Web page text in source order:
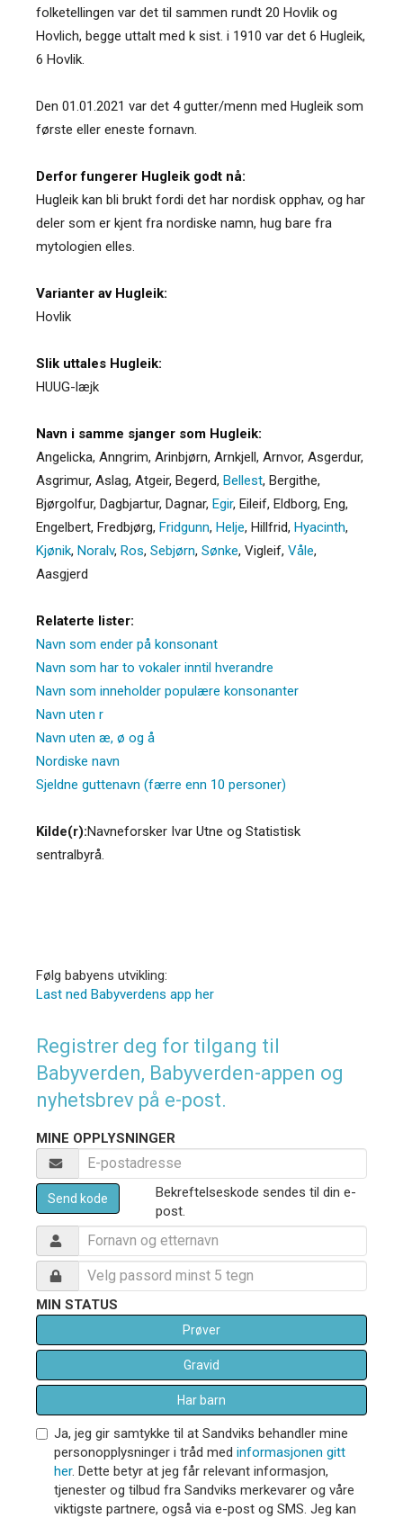
folketellingen var det til sammen rundt 20 Hovlik og
Hovlich, begge uttalt med k sist. i 1910 var det 6 Hugleik,
6 Hovlik.
Den 01.01.2021 var det 4 gutter/menn med Hugleik som
første eller eneste fornavn.
Derfor fungerer Hugleik godt nå:
Hugleik kan bli brukt fordi det har nordisk opphav, og har
deler som er kjent fra nordiske namn, hug bare fra
mytologien elles.
Varianter av Hugleik:
Hovlik
Slik uttales Hugleik:
HUUG-læjk
Navn i samme sjanger som Hugleik:
Angelicka, Anngrim, Arinbjørn, Arnkjell, Arnvor, Asgerdur,
Asgrimur, Aslag, Atgeir, Begerd, Bellest, Bergithe,
Bjørgolfur, Dagbjartur, Dagnar, Egir, Eileif, Eldborg, Eng,
Engelbert, Fredbjørg, Fridgunn, Helje, Hillfrid, Hyacinth,
Kjønik, Noralv, Ros, Sebjørn, Sønke, Vigleif, Våle,
Aasgjerd
Relaterte lister:
Navn som ender på konsonant
Navn som har to vokaler inntil hverandre
Navn som inneholder populære konsonanter
Navn uten r
Navn uten æ, ø og å
Nordiske navn
Sjeldne guttenavn (færre enn 10 personer)
Kilde(r):Navneforsker Ivar Utne og Statistisk
sentralbyrå.
Følg babyens utvikling:
Last ned Babyverdens app her
Registrer deg for tilgang til
Babyverden, Babyverden-appen og
nyhetsbrev på e-post.
MINE OPPLYSNINGER
Send kode
Bekreftelseskode sendes til din e-
post.
MIN STATUS
Prøver
Gravid
Har barn
Ja, jeg gir samtykke til at Sandviks behandler mine
personopplysninger i tråd med informasjonen gitt
her. Dette betyr at jeg får relevant informasjon,
tjenester og tilbud fra Sandviks merkevarer og våre
viktigste partnere, også via e-post og SMS. Jeg kan